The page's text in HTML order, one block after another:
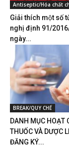
Antiseptic/Hóa chất
Giải thích một số
nghị định 91/
ngày...
BREAK/QUY CHẾ
DANH MỤC HOẠT
THUỐC VÀ DƯỢC
ĐĂNG KÝ...